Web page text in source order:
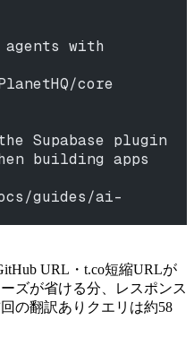
with
core
Supabase plugin
building apps
guides/ai-
URL・t.co短縮URLが
ズが省ける分、レスポンス
の翻訳ありクエリは約58